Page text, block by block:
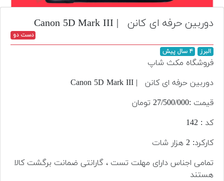
تجهیزات
مکث
افزودن
دست
قیمت
دوربین حرفه ای کانن | Canon 5D Mark III
دست دو
البرز ۴ سال پیش
فروشگاه مکث شاپ
دوربین حرفه ای کانن | Canon 5D Mark III
قیمت :27/500/000 تومان
کد : 142
کارکرد: 2 هزار شات
تمامی اجناس دارای مهلت تست ، گارانتی ضمانت برگشت کالا
هستند